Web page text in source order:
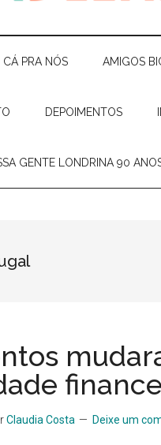
CÁ PRA NÓS AMIGOS
DEPOIMENTOS
GENTE LONDRINA 90
Claudia Costa Deixe um